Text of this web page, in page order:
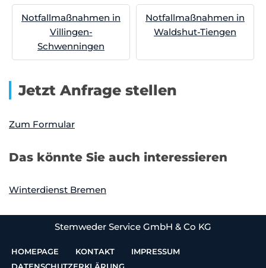
Notfallmaßnahmen in
Villingen-
Schwenningen
Notfallmaßnahmen in
Waldshut-Tiengen
Jetzt Anfrage stellen
Zum Formular
Das könnte Sie auch interessieren
Winterdienst Bremen
Stemweder Service GmbH & Co KG
HOMEPAGE KONTAKT
IMPRESSUM